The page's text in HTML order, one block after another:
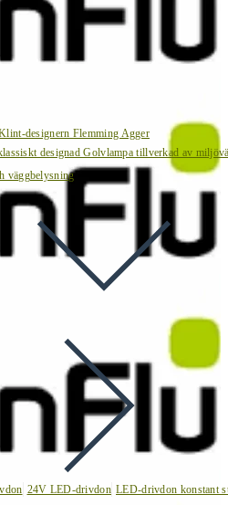
designern Flemming Agger
designad Golvlampa tillverkad av
väggbelysning
24V LED-drivdon LED-drivdon konstant